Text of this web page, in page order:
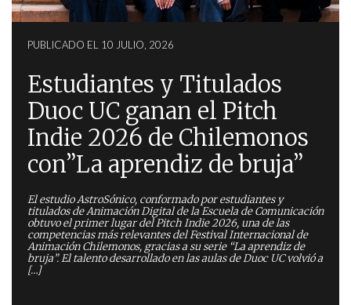
PUBLICADO EL 10 JULIO, 2026
Estudiantes y Titulados
Duoc UC ganan el Pitch
Indie 2026 de Chilemonos
con”La aprendiz de bruja”
El estudio AstroSónico, conformado por estudiantes y
titulados de Animación Digital de la Escuela de Comunicación
obtuvo el primer lugar del Pitch Indie 2026, una de las
competencias más relevantes del Festival Internacional de
Animación Chilemonos, gracias a su serie “La aprendiz de
bruja”. El talento desarrollado en las aulas de Duoc UC volvió a
[…]